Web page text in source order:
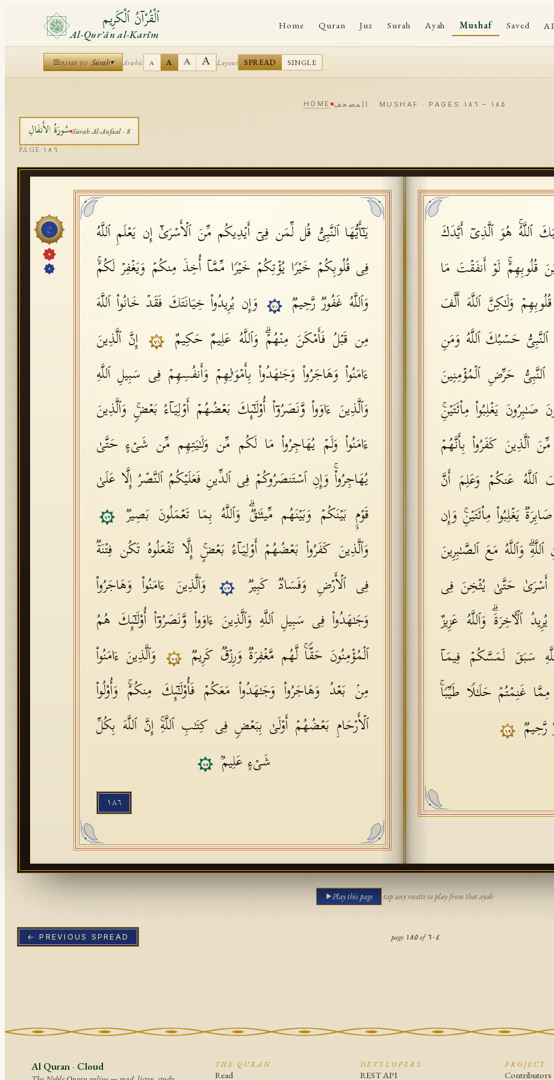
ٱلْقُرْآنُ ٱلْكَرِيم
Al-Qurʾān al-Karīm
Home Quran Juz Surah Ayah Mushaf Saved
JUMP TO Sūrah▾ Arabic A A A A Layout SPREAD SINGLE
HOME المصحف · MUSHAF · PAGES ١٨٥ – ١٨٦
سُورَةُالأَنفَالِ SūrahAl-Anfaal· 8
PAGE ١٨٦
جُزْء
١٠
یَـٰۤأَیُّهَا ٱلنَّبِیُّ قُل لِّمَن فِیۤ أَیۡدِیكُم مِّنَ ٱلۡأَسۡرَىٰۤ إِن یَعۡلَمِ ٱللَّهُ
فِی قُلُوبِكُمۡ خَیۡرࣰا یُؤۡتِكُمۡ خَیۡرࣰا مِّمَّاۤ أُخِذَ مِنكُمۡ وَیَغۡفِرۡ لَكُمۡۚ
وَٱللَّهُ غَفُورࣱ رَّحِیمࣱ
٧٠
وَإِن یُرِیدُوا۟ خِیَانَتَكَ فَقَدۡ خَانُوا۟ ٱللَّهَ
مِن قَبۡلُ فَأَمۡكَنَ مِنۡهُمۡۗ وَٱللَّهُ عَلِیمٌ حَكِیمٌ
٧١
إِنَّ ٱلَّذِینَ
ءَامَنُوا۟ وَهَاجَرُوا۟ وَجَـٰهَدُوا۟ بِأَمۡوَ ٰ⁠لِهِمۡ وَأَنفُسِهِمۡ فِی سَبِیلِ ٱللَّهِ
وَٱلَّذِینَ ءَاوَوا۟ وَّنَصَرُوۤا۟ أُو۟لَـٰۤىِٕكَ بَعۡضُهُمۡ أَوۡلِیَاۤءُ بَعۡضࣲۚ وَٱلَّذِینَ
ءَامَنُوا۟ وَلَمۡ یُهَاجِرُوا۟ مَا لَكُم مِّن وَلَـٰیَتِهِم مِّن شَیۡءٍ حَتَّىٰ
یُهَاجِرُوا۟ۚ وَإِنِ ٱسۡتَنصَرُوكُمۡ فِی ٱلدِّینِ فَعَلَیۡكُمُ ٱلنَّصۡرُ إِلَّا عَلَىٰ
قَوۡمِۭ بَیۡنَكُمۡ وَبَیۡنَهُم مِّیثَـٰقࣱۗ وَٱللَّهُ بِمَا تَعۡمَلُونَ بَصِیرࣱ
٧٢
وَٱلَّذِینَ كَفَرُوا۟ بَعۡضُهُمۡ أَوۡلِیَاۤءُ بَعۡضٍۚ إِلَّا تَفۡعَلُوهُ تَكُن فِتۡنَةࣱ
فِی ٱلۡأَرۡضِ وَفَسَادࣱ كَبِیرࣱ
٧٣
وَٱلَّذِینَ ءَامَنُوا۟ وَهَاجَرُوا۟
وَجَـٰهَدُوا۟ فِی سَبِیلِ ٱللَّهِ وَٱلَّذِینَ ءَاوَوا۟ وَّنَصَرُوۤا۟ أُو۟لَـٰۤىِٕكَ هُمُ
ٱلۡمُؤۡمِنُونَ حَقࣰّاۚ لَّهُم مَّغۡفِرَةࣱ وَرِزۡقࣱ كَرِیمࣱ
٧٤
وَٱلَّذِینَ ءَامَنُوا۟
مِنۢ بَعۡدُ وَهَاجَرُوا۟ وَجَـٰهَدُوا۟ مَعَكُمۡ فَأُو۟لَـٰۤىِٕكَ مِنكُمۡۚ وَأُو۟لُوا۟
ٱلۡأَرۡحَامِ بَعۡضُهُمۡ أَوۡلَىٰ بِبَعۡضࣲ فِی كِتَـٰبِ ٱللَّهِۚ إِنَّ ٱللَّهَ بِكُلِّ
شَیۡءٍ عَلِیمُۢ
٧٥
١٨٦
ٱللَّهُۚ هُوَ ٱلَّذِیۤ أَیَّدَكَ
قُلُوبِهِمۡۚ لَوۡ أَنفَقۡتَ مَا
وَلَـٰكِنَّ ٱللَّهَ أَلَّفَ
ٱلنَّبِیُّ حَسۡبُكَ ٱللَّهُ وَمَنِ
ٱلنَّبِیُّ حَرِّضِ ٱلۡمُؤۡمِنِینَ
یَغۡلِبُوا۟ مِا۟ئَتَیۡنِۚ
ٱلَّذِینَ كَفَرُوا۟ بِأَنَّهُمۡ
ٱللَّهُ عَنكُمۡ وَعَلِمَ أَنَّ
یَغۡلِبُوا۟ مِا۟ئَتَیۡنِۚ وَإِن
وَٱللَّهُ مَعَ ٱلصَّـٰبِرِینَ
أَسۡرَىٰ حَتَّىٰ یُثۡخِنَ فِی
ٱلۡـَٔاخِرَةَۗ وَٱللَّهُ عَزِیزٌ
سَبَقَ لَمَسَّكُمۡ فِیمَاۤ
مِمَّا غَنِمۡتُمۡ حَلَـٰلࣰا طَیِّبࣰاۚ
رَّحِیمࣱ
٦٩
Play this page ·tap any rosette to play from that ayah
← PREVIOUS SPREAD page ١٨٥of٦٠٤
Al Quran · Cloud THE QURAN
Read
DEVELOPERS
REST API
PROJECT
Contributors